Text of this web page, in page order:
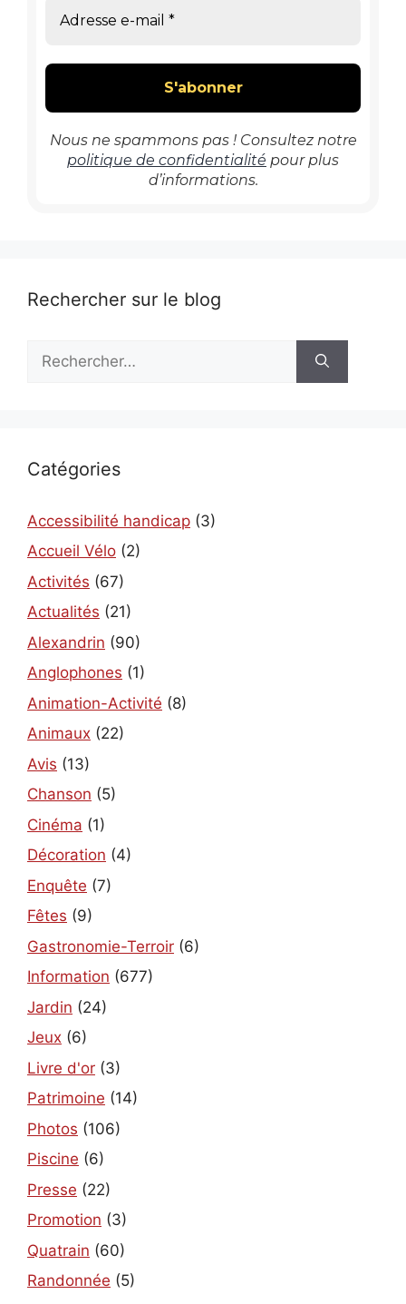
Nous ne spammons pas ! Consultez notre
politique de confidentialité pour plus
d’informations.
Rechercher sur le blog
Catégories
Accessibilité handicap (3)
Accueil Vélo (2)
Activités (67)
Actualités (21)
Alexandrin (90)
Anglophones (1)
Animation-Activité (8)
Animaux (22)
Avis (13)
Chanson (5)
Cinéma (1)
Décoration (4)
Enquête (7)
Fêtes (9)
Gastronomie-Terroir (6)
Information (677)
Jardin (24)
Jeux (6)
Livre d'or (3)
Patrimoine (14)
Photos (106)
Piscine (6)
Presse (22)
Promotion (3)
Quatrain (60)
Randonnée (5)